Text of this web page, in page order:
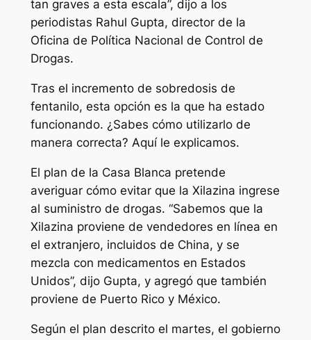
tan graves a esta escala”, dijo a los
periodistas Rahul Gupta, director de la
Oficina de Política Nacional de Control de
Drogas.
Tras el incremento de sobredosis de
fentanilo, esta opción es la que ha estado
funcionando. ¿Sabes cómo utilizarlo de
manera correcta? Aquí le explicamos.
El plan de la Casa Blanca pretende
averiguar cómo evitar que la Xilazina ingrese
al suministro de drogas. “Sabemos que la
Xilazina proviene de vendedores en línea en
el extranjero, incluidos de China, y se
mezcla con medicamentos en Estados
Unidos”, dijo Gupta, y agregó que también
proviene de Puerto Rico y México.
Según el plan descrito el martes, el gobierno